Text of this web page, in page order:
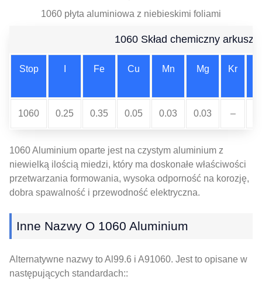
1060 płyta aluminiowa z niebieskimi foliami
1060 Skład chemiczny
Stop Fe Cu Mn Mg Kr
1060 0.25 0.35 0.05 0.03 0.03 –
1060 Aluminium oparte jest na czystym aluminium z
niewielką ilością miedzi, który ma doskonałe właściwości
przetwarzania formowania, wysoka odporność na korozję,
dobra spawalność i przewodność elektryczna.
Inne Nazwy O 1060 Aluminium
Alternatywne nazwy to Al99.6 i A91060. Jest to opisane w
następujących standardach::